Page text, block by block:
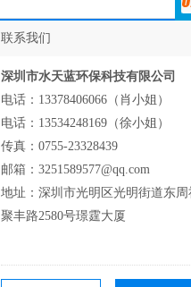
联系我们
深圳市水天蓝环保科技有限公司
电话：13378406066（肖小姐）
电话：13534248169（徐小姐）
传真：0755-23328439
邮箱：3251589577@qq.com
地址：深圳市光明区光明街道东周
聚丰路2580号璟霆大厦